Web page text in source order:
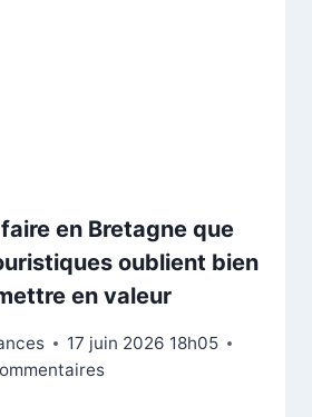
en Bretagne que
oublient bien
en valeur
17 juin 2026 18h05